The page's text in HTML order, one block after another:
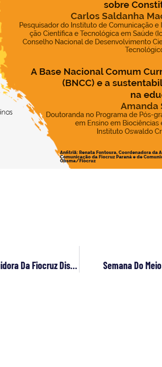
Acervos Da Cinemateca Do MAM E Da VideoSaúde Distribuidora Da Fiocruz Disponíveis Para Professores E Alunos Semana Do